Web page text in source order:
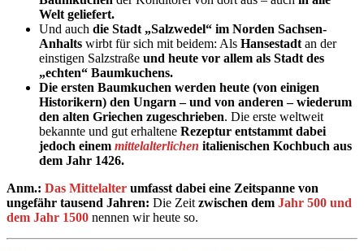
Welt geliefert.
Und auch die Stadt „Salzwedel“ im Norden Sachsen-
Anhalts wirbt für sich mit beidem: Als Hansestadt an der
einstigen Salzstraße und heute vor allem als Stadt des
„echten“ Baumkuchens.
Die ersten Baumkuchen werden heute (von einigen
Historikern) den Ungarn – und von anderen – wiederum
den alten Griechen zugeschrieben. Die erste weltweit
bekannte und gut erhaltene Rezeptur entstammt dabei
jedoch einem mittelalterlichen italienischen Kochbuch aus
dem Jahr 1426.
Anm.: Das Mittelalter umfasst dabei eine Zeitspanne von
ungefähr tausend Jahren: Die Zeit zwischen dem Jahr 500 und
dem Jahr 1500 nennen wir heute so.